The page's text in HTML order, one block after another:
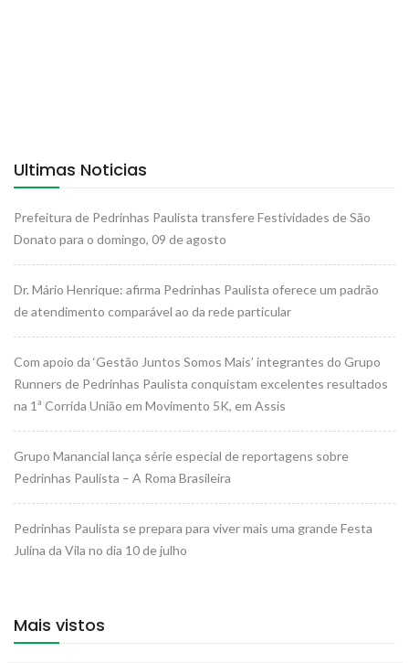
Ultimas Noticias
Prefeitura de Pedrinhas Paulista transfere Festividades de São
Donato para o domingo, 09 de agosto
Dr. Mário Henrique: afirma Pedrinhas Paulista oferece um padrão
de atendimento comparável ao da rede particular
Com apoio da ‘Gestão Juntos Somos Mais’ integrantes do Grupo
Runners de Pedrinhas Paulista conquistam excelentes resultados
na 1ª Corrida União em Movimento 5K, em Assis
Grupo Manancial lança série especial de reportagens sobre
Pedrinhas Paulista – A Roma Brasileira
Pedrinhas Paulista se prepara para viver mais uma grande Festa
Julina da Vila no dia 10 de julho
Mais vistos